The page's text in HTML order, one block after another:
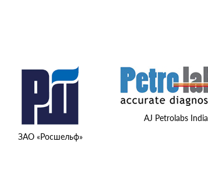
ЗАО «Росшельф»
AJ Petrolabs India